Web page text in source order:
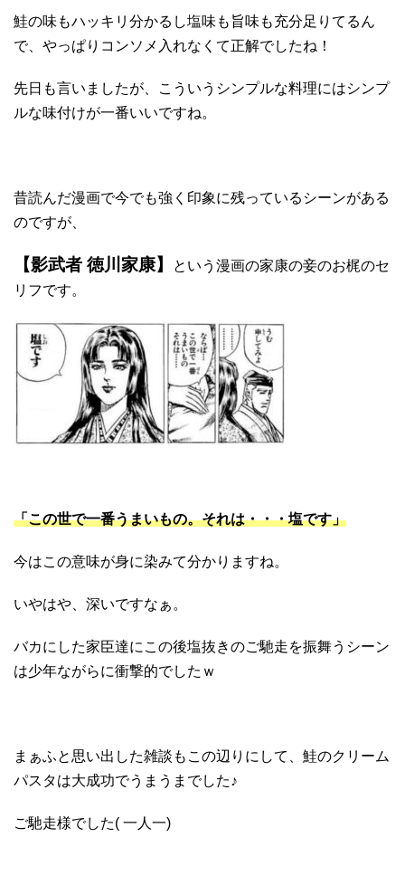
鮭の味もハッキリ分かるし塩味も旨味も充分足りてるん
で、やっぱりコンソメ入れなくて正解でしたね！
先日も言いましたが、こういうシンプルな料理にはシンプ
ルな味付けが一番いいですね。
昔読んだ漫画で今でも強く印象に残っているシーンがある
のですが、
【影武者 徳川家康】
という漫画の家康の妾のお梶のセ
リフです。
「この世で一番うまいもの。それは・・・塩です」
今はこの意味が身に染みて分かりますね。
いやはや、深いですなぁ。
バカにした家臣達にこの後塩抜きのご馳走を振舞うシーン
は少年ながらに衝撃的でしたｗ
まぁふと思い出した雑談もこの辺りにして、鮭のクリーム
パスタは大成功でうまうまでした♪
ご馳走様でした( 一人一)